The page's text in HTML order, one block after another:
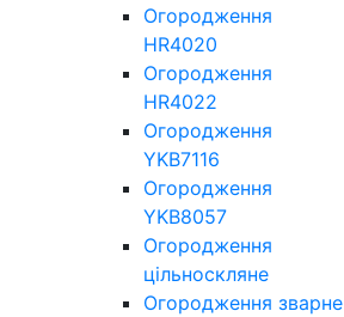
Огородження
HR4020
Огородження
HR4022
Огородження
YKB7116
Огородження
YKB8057
Огородження
цільноскляне
Огородження зварне